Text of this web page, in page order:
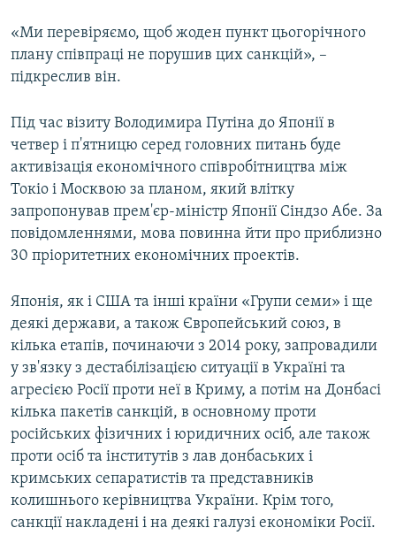
«Ми перевіряємо, щоб жоден пункт цьогорічного
плану співпраці не порушив цих санкцій», –
підкреслив він.
Під час візиту Володимира Путіна до Японії в
четвер і п'ятницю серед головних питань буде
активізація економічного співробітництва між
Токіо і Москвою за планом, який влітку
запропонував прем'єр-міністр Японії Сіндзо Абе. За
повідомленнями, мова повинна йти про приблизно
30 пріоритетних економічних проектів.
Японія, як і США та інші країни «Групи семи» і ще
деякі держави, а також Європейський союз, в
кілька етапів, починаючи з 2014 року, запровадили
у зв'язку з дестабілізацією ситуації в Україні та
агресією Росії проти неї в Криму, а потім на Донбасі
кілька пакетів санкцій, в основному проти
російських фізичних і юридичних осіб, але також
проти осіб та інститутів з лав донбаських і
кримських сепаратистів та представників
колишнього керівництва України. Крім того,
санкції накладені і на деякі галузі економіки Росії.